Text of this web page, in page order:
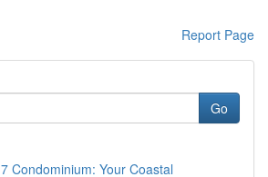
Report Page
Go
Condominium: Your Coastal